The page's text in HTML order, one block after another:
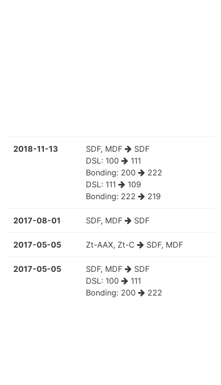
2018-11-13 SDF, MDF
SDF
DSL: 100
111
Bonding: 200
222
DSL: 111
109
Bonding: 222 219
2017-08-01 SDF, MDF SDF
2017-05-05 Zt-AAX, Zt-C SDF, MDF
2017-05-05 SDF, MDF
SDF
DSL: 100
111
Bonding: 200 222